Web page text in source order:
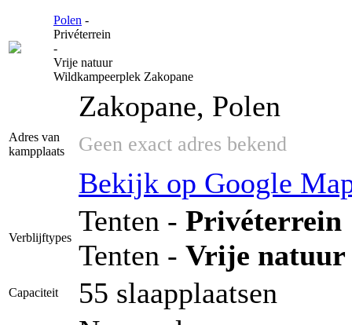
Polen -
Privéterrein
-
Vrije natuur
Wildkampeerplek Zakopane
Adres van
kampplaats
Zakopane, Polen
Geen exact adres bekend
Bekijk op Google
Verblijftypes
Tenten - Privéterrein
Tenten - Vrije natuur
Capaciteit 55 slaapplaatsen